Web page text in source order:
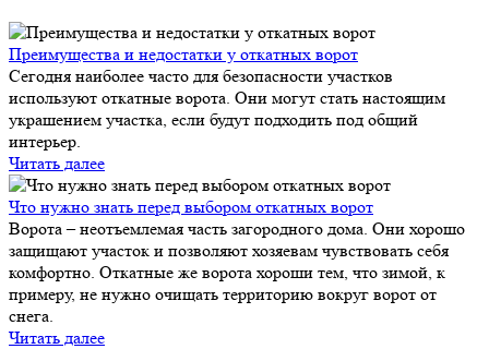
Преимущества и недостатки у откатных ворот
Сегодня наиболее часто для безопасности участков
используют откатные ворота. Они могут стать настоящим
украшением участка, если будут подходить под общий
интерьер.
Читать далее
Что нужно знать перед выбором откатных ворот
Ворота – неотъемлемая часть загородного дома. Они хорошо
защищают участок и позволяют хозяевам чувствовать себя
комфортно. Откатные же ворота хороши тем, что зимой, к
примеру, не нужно очищать территорию вокруг ворот от
снега.
Читать далее